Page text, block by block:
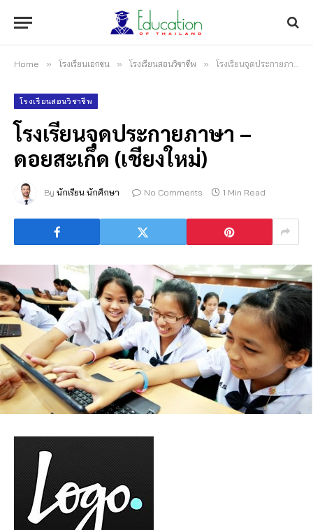
Home » โรงเรียนเอกชน » โรงเรียนสอนวิชาชีพ » โรงเรียนจุดประกายภาษา – ดอยสะเก็ด (เชียงใหม่)
โรงเรียนสอนวิชาชีพ
โรงเรียนจุดประกายภาษา –
ดอยสะเก็ด (เชียงใหม่)
By นักเรียน นักศึกษา No Comments 1 Min Read